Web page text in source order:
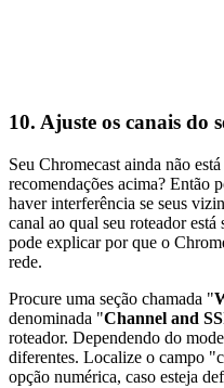
10. Ajuste os canais do
Seu Chromecast ainda não
recomendações acima? Então
haver interferência se seus
canal ao qual seu roteador
pode explicar por que o
rede.
Procure uma seção chamada "
denominada "Channel and
roteador. Dependendo do
diferentes. Localize o campo
opção numérica, caso esteja